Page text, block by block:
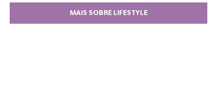
MAIS SOBRE LIFESTYLE